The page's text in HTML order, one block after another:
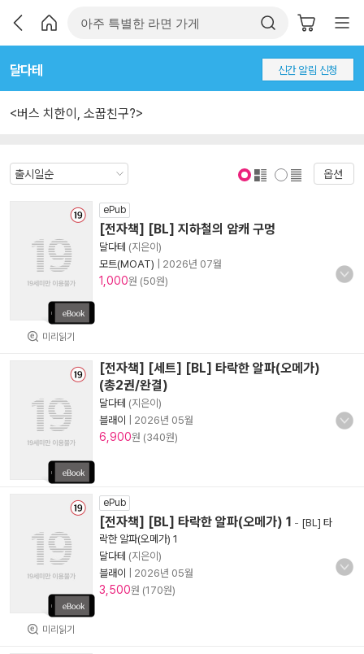
달다테 신간 알림 신청
<버스 치한이, 소꿉친구?>
옵션
미리읽기
ePub
[전자책] [BL] 지하철의 암캐 구멍
달다테 (지은이)
모트(MOAT)
2026년 07월
1,000원 (50원)
[전자책] [세트] [BL] 타락한 알파(오메가)
(총2권/완결)
달다테 (지은이)
블래이
2026년 05월
6,900원 (340원)
미리읽기
ePub
[전자책] [BL] 타락한 알파(오메가) 1 - [BL] 타
락한 알파(오메가) 1
달다테 (지은이)
블래이
2026년 05월
3,500원 (170원)